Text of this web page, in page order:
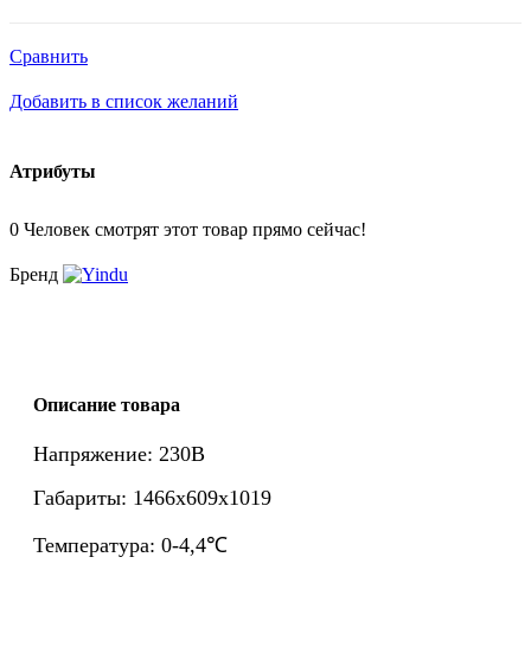
Сравнить
Добавить в список желаний
Атрибуты
0 Человек смотрят этот товар прямо сейчас!
Бренд
Описание товара
Напряжение: 230В
Габариты: 1466x609x1019
Температура: 0-4,4℃